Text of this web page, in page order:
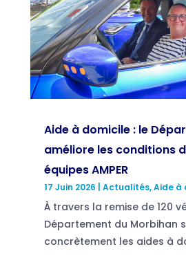
Aide à domicile : le
améliore les conditions
équipes AMPER
17 Juin 2026 Actualités,Aide à
À travers la remise de 120
Département du Morbihan
concrètement les aides à